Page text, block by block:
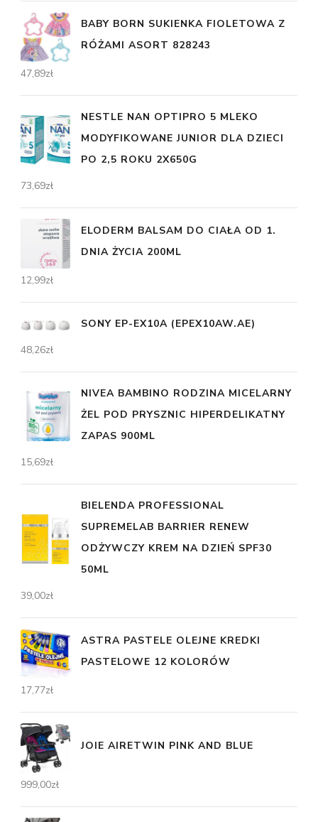
BABY BORN SUKIENKA FIOLETOWA Z
RÓŻAMI ASORT 828243
47,89zł
NESTLE NAN OPTIPRO 5 MLEKO
MODYFIKOWANE JUNIOR DLA DZIECI
PO 2,5 ROKU 2X650G
73,69zł
ELODERM BALSAM DO CIAŁA OD 1.
DNIA ŻYCIA 200ML
12,99zł
SONY EP-EX10A (EPEX10AW.AE)
48,26zł
NIVEA BAMBINO RODZINA MICELARNY
ŻEL POD PRYSZNIC HIPERDELIKATNY
ZAPAS 900ML
15,69zł
BIELENDA PROFESSIONAL
SUPREMELAB BARRIER RENEW
ODŻYWCZY KREM NA DZIEŃ SPF30
50ML
39,00zł
ASTRA PASTELE OLEJNE KREDKI
PASTELOWE 12 KOLORÓW
17,77zł
JOIE AIRETWIN PINK AND BLUE
999,00zł